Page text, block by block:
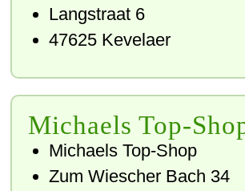
Langstraat 6
47625 Kevelaer
Michaels Top-
Michaels Top-Shop
Zum Wiescher Bach 34